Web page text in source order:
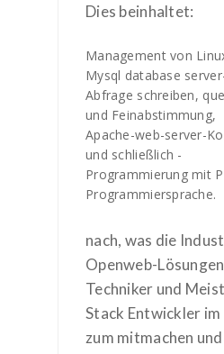
Dies beinhaltet:
Management von
Mysql database
Abfrage schreiben,
und Feinabstimmung,
Apache-web-server-
und schließlich -
Programmierung mit
Programmiersprache.
nach, was die
Openweb-
Techniker und
Stack Entwickler
zum mitmachen